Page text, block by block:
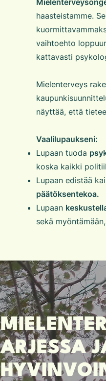
haasteistamme.
vaihtoehto
kattavasti
Mielenterveys
näyttää, että
Vaalilupaukseni:
Lupaan tuoda
koska kaikki
Lupaan edistää
päätöksentekoa.
Lupaan
sekä
ARJESSA